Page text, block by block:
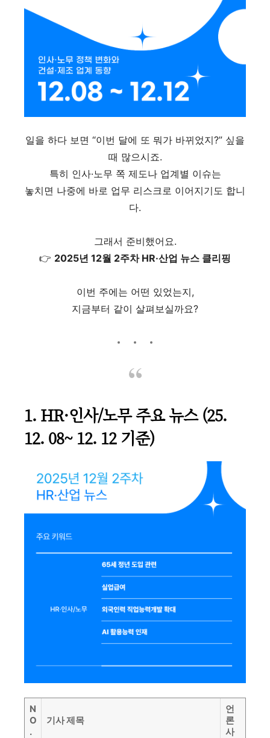
일을 하다 보면 “이번 달에 또 뭐가 바뀌었지?” 싶을
때 많으시죠.
특히 인사·노무 쪽 제도나 업계별 이슈는
놓치면 나중에 바로 업무 리스크로 이어지기도 합니
다.
그래서 준비했어요.
👉 2025년 12월 2주차 HR·산업 뉴스 클리핑
이번 주에는 어떤 있었는지,
지금부터 같이 살펴보실까요?
1. HR·인사/노무 주요 뉴스 (25.
12. 08~ 12. 12 기준)
N
O
.
기사 제목
언
론
사